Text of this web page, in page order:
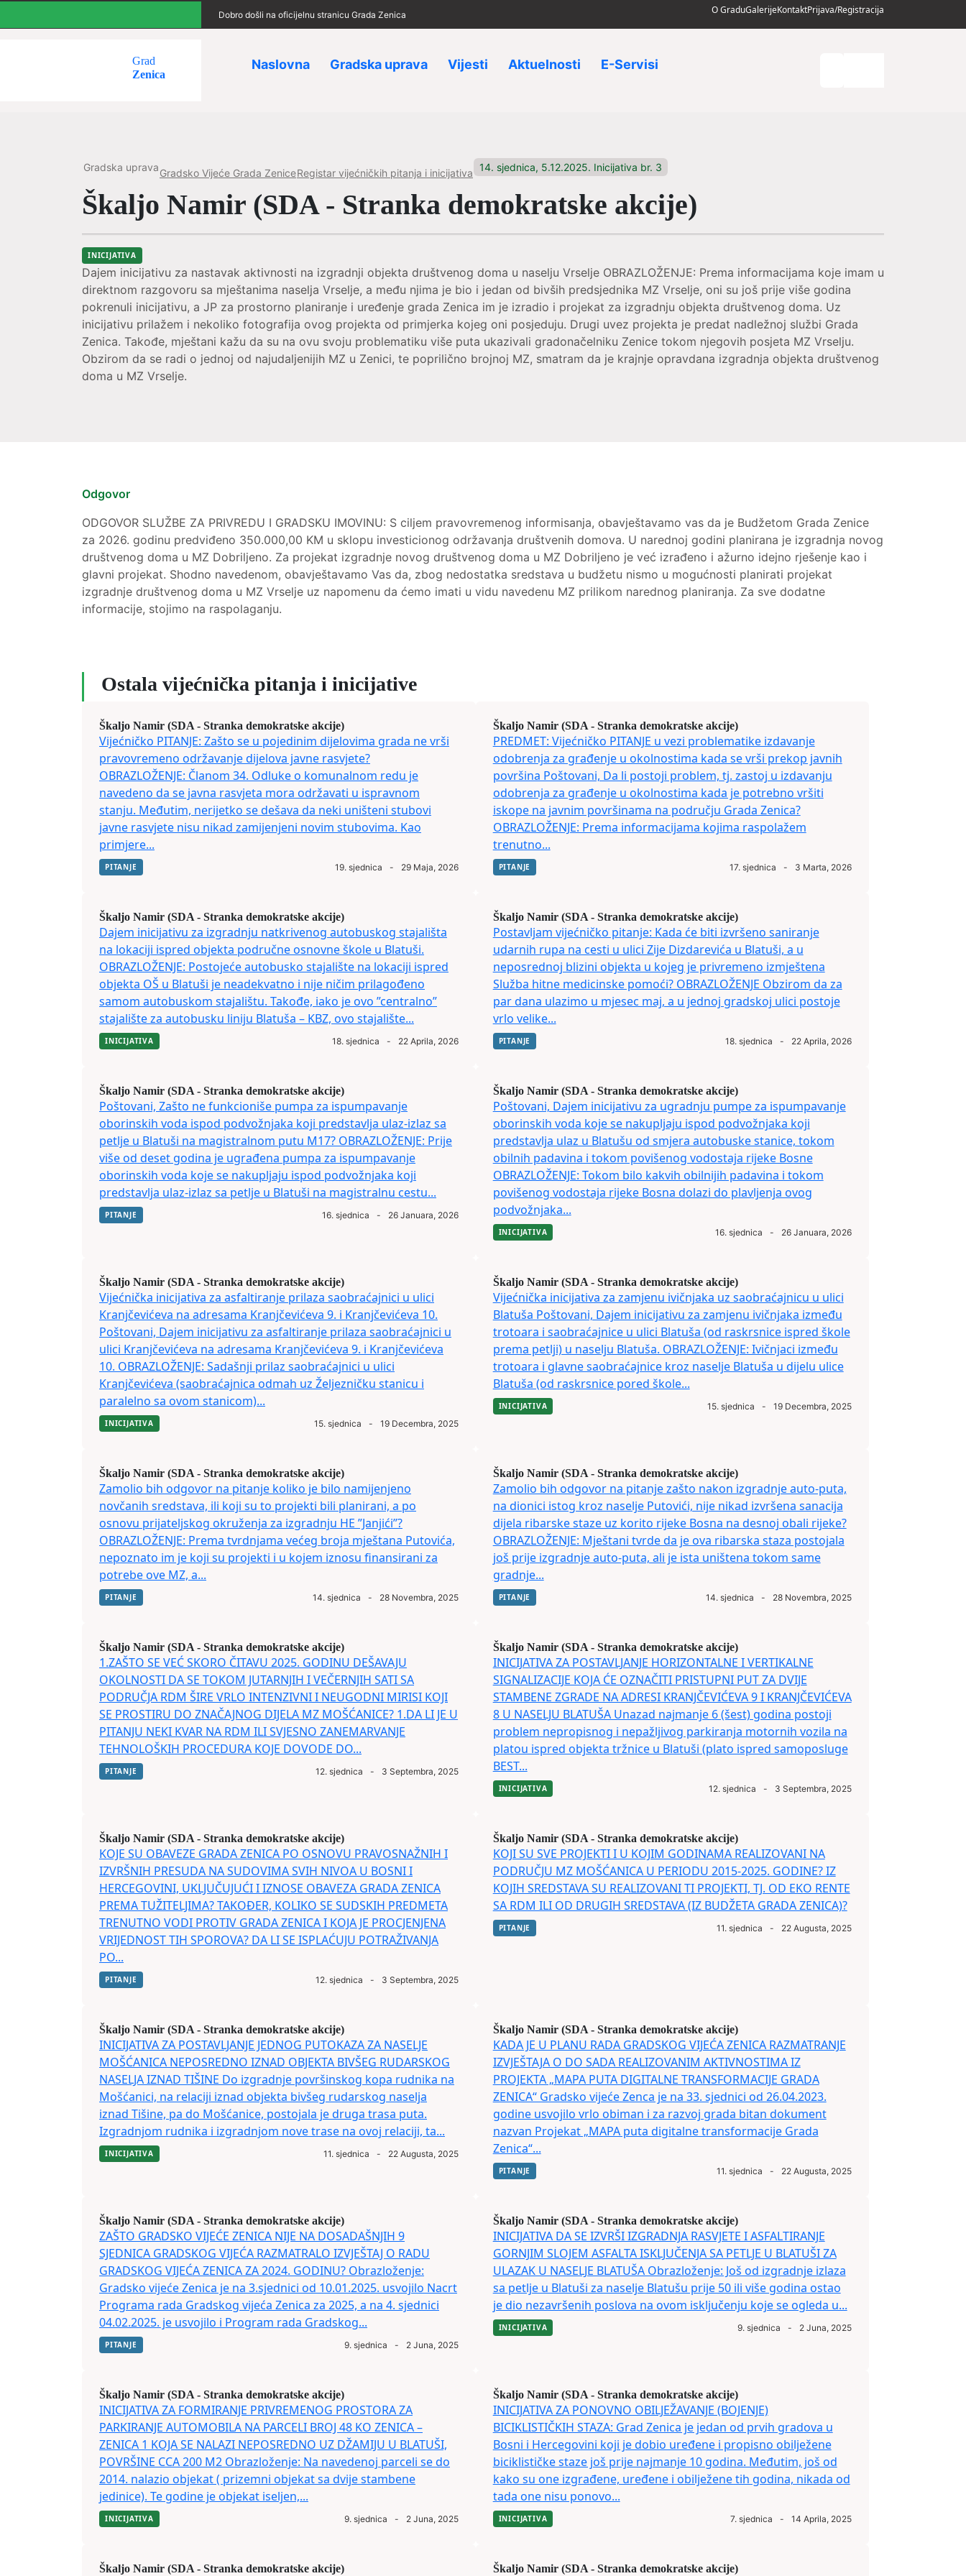
Dobro došli na oficijelnu stranicu Grada Zenica O GraduGalerijeKontaktPrijava/Registracija
Grad
Zenica
Naslovna Gradska uprava Vijesti Aktuelnosti E-Servisi
Gradska upravaGradsko Vijeće Grada ZeniceRegistar vijećničkih pitanja i inicijativa 14. sjednica, 5.12.2025. Inicijativa br. 3
Škaljo Namir (SDA - Stranka demokratske akcije)
INICIJATIVA
Dajem inicijativu za nastavak aktivnosti na izgradnji objekta društvenog doma u naselju Vrselje OBRAZLOŽENJE: Prema informacijama koje imam u
direktnom razgovoru sa mještanima naselja Vrselje, a među njima je bio i jedan od bivših predsjednika MZ Vrselje, oni su još prije više godina
pokrenuli inicijativu, a JP za prostorno planiranje i uređenje grada Zenica im je izradio i projekat za izgradnju objekta društvenog doma. Uz
inicijativu prilažem i nekoliko fotografija ovog projekta od primjerka kojeg oni posjeduju. Drugi uvez projekta je predat nadležnoj službi Grada
Zenica. Takođe, mještani kažu da su na ovu svoju problematiku više puta ukazivali gradonačelniku Zenice tokom njegovih posjeta MZ Vrselju.
Obzirom da se radi o jednoj od najudaljenijih MZ u Zenici, te poprilično brojnoj MZ, smatram da je krajnje opravdana izgradnja objekta društvenog
doma u MZ Vrselje.
Odgovor
ODGOVOR SLUŽBE ZA PRIVREDU I GRADSKU IMOVINU: S ciljem pravovremenog informisanja, obavještavamo vas da je Budžetom Grada Zenice
za 2026. godinu predviđeno 350.000,00 KM u sklopu investicionog održavanja društvenih domova. U narednoj godini planirana je izgradnja novog
društvenog doma u MZ Dobriljeno. Za projekat izgradnje novog društvenog doma u MZ Dobriljeno je već izrađeno i ažurno idejno rješenje kao i
glavni projekat. Shodno navedenom, obavještavamo Vas da, zbog nedostatka sredstava u budžetu nismo u mogućnosti planirati projekat
izgradnje društvenog doma u MZ Vrselje uz napomenu da ćemo imati u vidu navedenu MZ prilikom narednog planiranja. Za sve dodatne
informacije, stojimo na raspolaganju.
Ostala vijećnička pitanja i inicijative
Škaljo Namir (SDA - Stranka demokratske akcije)
Vijećničko PITANJE: Zašto se u pojedinim dijelovima grada ne vrši
pravovremeno održavanje dijelova javne rasvjete?
OBRAZLOŽENJE: Članom 34. Odluke o komunalnom redu je
navedeno da se javna rasvjeta mora održavati u ispravnom
stanju. Međutim, nerijetko se dešava da neki uništeni stubovi
javne rasvjete nisu nikad zamijenjeni novim stubovima. Kao
primjere...
PITANJE 19. sjednica - 29 Maja, 2026
Škaljo Namir (SDA - Stranka demokratske akcije)
PREDMET: Vijećničko PITANJE u vezi problematike izdavanje
odobrenja za građenje u okolnostima kada se vrši prekop javnih
površina Poštovani, Da li postoji problem, tj. zastoj u izdavanju
odobrenja za građenje u okolnostima kada je potrebno vršiti
iskope na javnim površinama na području Grada Zenica?
OBRAZLOŽENJE: Prema informacijama kojima raspolažem
trenutno...
PITANJE 17. sjednica - 3 Marta, 2026
Škaljo Namir (SDA - Stranka demokratske akcije)
Dajem inicijativu za izgradnju natkrivenog autobuskog stajališta
na lokaciji ispred objekta područne osnovne škole u Blatuši.
OBRAZLOŽENJE: Postojeće autobusko stajalište na lokaciji ispred
objekta OŠ u Blatuši je neadekvatno i nije ničim prilagođeno
samom autobuskom stajalištu. Takođe, iako je ovo ”centralno”
stajalište za autobusku liniju Blatuša – KBZ, ovo stajalište...
INICIJATIVA 18. sjednica - 22 Aprila, 2026
Škaljo Namir (SDA - Stranka demokratske akcije)
Postavljam vijećničko pitanje: Kada će biti izvršeno saniranje
udarnih rupa na cesti u ulici Zije Dizdarevića u Blatuši, a u
neposrednoj blizini objekta u kojeg je privremeno izmještena
Služba hitne medicinske pomoći? OBRAZLOŽENJE Obzirom da za
par dana ulazimo u mjesec maj, a u jednoj gradskoj ulici postoje
vrlo velike...
PITANJE 18. sjednica - 22 Aprila, 2026
Škaljo Namir (SDA - Stranka demokratske akcije)
Poštovani, Zašto ne funkcioniše pumpa za ispumpavanje
oborinskih voda ispod podvožnjaka koji predstavlja ulaz-izlaz sa
petlje u Blatuši na magistralnom putu M17? OBRAZLOŽENJE: Prije
više od deset godina je ugrađena pumpa za ispumpavanje
oborinskih voda koje se nakupljaju ispod podvožnjaka koji
predstavlja ulaz-izlaz sa petlje u Blatuši na magistralnu cestu...
PITANJE 16. sjednica - 26 Januara, 2026
Škaljo Namir (SDA - Stranka demokratske akcije)
Poštovani, Dajem inicijativu za ugradnju pumpe za ispumpavanje
oborinskih voda koje se nakupljaju ispod podvožnjaka koji
predstavlja ulaz u Blatušu od smjera autobuske stanice, tokom
obilnih padavina i tokom povišenog vodostaja rijeke Bosne
OBRAZLOŽENJE: Tokom bilo kakvih obilnijih padavina i tokom
povišenog vodostaja rijeke Bosna dolazi do plavljenja ovog
podvožnjaka...
INICIJATIVA 16. sjednica - 26 Januara, 2026
Škaljo Namir (SDA - Stranka demokratske akcije)
Vijećnička inicijativa za asfaltiranje prilaza saobraćajnici u ulici
Kranjčevićeva na adresama Kranjčevićeva 9. i Kranjčevićeva 10.
Poštovani, Dajem inicijativu za asfaltiranje prilaza saobraćajnici u
ulici Kranjčevićeva na adresama Kranjčevićeva 9. i Kranjčevićeva
10. OBRAZLOŽENJE: Sadašnji prilaz saobraćajnici u ulici
Kranjčevićeva (saobraćajnica odmah uz Željezničku stanicu i
paralelno sa ovom stanicom)...
INICIJATIVA 15. sjednica - 19 Decembra, 2025
Škaljo Namir (SDA - Stranka demokratske akcije)
Vijećnička inicijativa za zamjenu ivičnjaka uz saobraćajnicu u ulici
Blatuša Poštovani, Dajem inicijativu za zamjenu ivičnjaka između
trotoara i saobraćajnice u ulici Blatuša (od raskrsnice ispred škole
prema petlji) u naselju Blatuša. OBRAZLOŽENJE: Ivičnjaci između
trotoara i glavne saobraćajnice kroz naselje Blatuša u dijelu ulice
Blatuša (od raskrsnice pored škole...
INICIJATIVA 15. sjednica - 19 Decembra, 2025
Škaljo Namir (SDA - Stranka demokratske akcije)
Zamolio bih odgovor na pitanje koliko je bilo namijenjeno
novčanih sredstava, ili koji su to projekti bili planirani, a po
osnovu prijateljskog okruženja za izgradnju HE ”Janjići”?
OBRAZLOŽENJE: Prema tvrdnjama većeg broja mještana Putovića,
nepoznato im je koji su projekti i u kojem iznosu finansirani za
potrebe ove MZ, a...
PITANJE 14. sjednica - 28 Novembra, 2025
Škaljo Namir (SDA - Stranka demokratske akcije)
Zamolio bih odgovor na pitanje zašto nakon izgradnje auto-puta,
na dionici istog kroz naselje Putovići, nije nikad izvršena sanacija
dijela ribarske staze uz korito rijeke Bosna na desnoj obali rijeke?
OBRAZLOŽENJE: Mještani tvrde da je ova ribarska staza postojala
još prije izgradnje auto-puta, ali je ista uništena tokom same
gradnje...
PITANJE 14. sjednica - 28 Novembra, 2025
Škaljo Namir (SDA - Stranka demokratske akcije)
1.ZAŠTO SE VEĆ SKORO ČITAVU 2025. GODINU DEŠAVAJU
OKOLNOSTI DA SE TOKOM JUTARNJIH I VEČERNJIH SATI SA
PODRUČJA RDM ŠIRE VRLO INTENZIVNI I NEUGODNI MIRISI KOJI
SE PROSTIRU DO ZNAČAJNOG DIJELA MZ MOŠĆANICE? 1.DA LI JE U
PITANJU NEKI KVAR NA RDM ILI SVJESNO ZANEMARVANJE
TEHNOLOŠKIH PROCEDURA KOJE DOVODE DO...
PITANJE 12. sjednica - 3 Septembra, 2025
Škaljo Namir (SDA - Stranka demokratske akcije)
INICIJATIVA ZA POSTAVLJANJE HORIZONTALNE I VERTIKALNE
SIGNALIZACIJE KOJA ĆE OZNAČITI PRISTUPNI PUT ZA DVIJE
STAMBENE ZGRADE NA ADRESI KRANJČEVIĆEVA 9 I KRANJČEVIĆEVA
8 U NASELJU BLATUŠA Unazad najmanje 6 (šest) godina postoji
problem nepropisnog i nepažljivog parkiranja motornih vozila na
platou ispred objekta tržnice u Blatuši (plato ispred samoposluge
BEST...
INICIJATIVA 12. sjednica - 3 Septembra, 2025
Škaljo Namir (SDA - Stranka demokratske akcije)
KOJE SU OBAVEZE GRADA ZENICA PO OSNOVU PRAVOSNAŽNIH I
IZVRŠNIH PRESUDA NA SUDOVIMA SVIH NIVOA U BOSNI I
HERCEGOVINI, UKLJUČUJUĆI I IZNOSE OBAVEZA GRADA ZENICA
PREMA TUŽITELJIMA? TAKOĐER, KOLIKO SE SUDSKIH PREDMETA
TRENUTNO VODI PROTIV GRADA ZENICA I KOJA JE PROCJENJENA
VRIJEDNOST TIH SPOROVA? DA LI SE ISPLAĆUJU POTRAŽIVANJA
PO...
PITANJE 12. sjednica - 3 Septembra, 2025
Škaljo Namir (SDA - Stranka demokratske akcije)
KOJI SU SVE PROJEKTI I U KOJIM GODINAMA REALIZOVANI NA
PODRUČJU MZ MOŠĆANICA U PERIODU 2015-2025. GODINE? IZ
KOJIH SREDSTAVA SU REALIZOVANI TI PROJEKTI, TJ. OD EKO RENTE
SA RDM ILI OD DRUGIH SREDSTAVA (IZ BUDŽETA GRADA ZENICA)?
PITANJE 11. sjednica - 22 Augusta, 2025
Škaljo Namir (SDA - Stranka demokratske akcije)
INICIJATIVA ZA POSTAVLJANJE JEDNOG PUTOKAZA ZA NASELJE
MOŠĆANICA NEPOSREDNO IZNAD OBJEKTA BIVŠEG RUDARSKOG
NASELJA IZNAD TIŠINE Do izgradnje površinskog kopa rudnika na
Mošćanici, na relaciji iznad objekta bivšeg rudarskog naselja
iznad Tišine, pa do Mošćanice, postojala je druga trasa puta.
Izgradnjom rudnika i izgradnjom nove trase na ovoj relaciji, ta...
INICIJATIVA 11. sjednica - 22 Augusta, 2025
Škaljo Namir (SDA - Stranka demokratske akcije)
KADA JE U PLANU RADA GRADSKOG VIJEĆA ZENICA RAZMATRANJE
IZVJEŠTAJA O DO SADA REALIZOVANIM AKTIVNOSTIMA IZ
PROJEKTA „MAPA PUTA DIGITALNE TRANSFORMACIJE GRADA
ZENICA“ Gradsko vijeće Zenca je na 33. sjednici od 26.04.2023.
godine usvojilo vrlo obiman i za razvoj grada bitan dokument
nazvan Projekat „MAPA puta digitalne transformacije Grada
Zenica“...
PITANJE 11. sjednica - 22 Augusta, 2025
Škaljo Namir (SDA - Stranka demokratske akcije)
ZAŠTO GRADSKO VIJEĆE ZENICA NIJE NA DOSADAŠNJIH 9
SJEDNICA GRADSKOG VIJEĆA RAZMATRALO IZVJEŠTAJ O RADU
GRADSKOG VIJEĆA ZENICA ZA 2024. GODINU? Obrazloženje:
Gradsko vijeće Zenica je na 3.sjednici od 10.01.2025. usvojilo Nacrt
Programa rada Gradskog vijeća Zenica za 2025, a na 4. sjednici
04.02.2025. je usvojilo i Program rada Gradskog...
PITANJE 9. sjednica - 2 Juna, 2025
Škaljo Namir (SDA - Stranka demokratske akcije)
INICIJATIVA DA SE IZVRŠI IZGRADNJA RASVJETE I ASFALTIRANJE
GORNJIM SLOJEM ASFALTA ISKLJUČENJA SA PETLJE U BLATUŠI ZA
ULAZAK U NASELJE BLATUŠA Obrazloženje: Još od izgradnje izlaza
sa petlje u Blatuši za naselje Blatušu prije 50 ili više godina ostao
je dio nezavršenih poslova na ovom isključenju koje se ogleda u...
INICIJATIVA 9. sjednica - 2 Juna, 2025
Škaljo Namir (SDA - Stranka demokratske akcije)
INICIJATIVA ZA FORMIRANJE PRIVREMENOG PROSTORA ZA
PARKIRANJE AUTOMOBILA NA PARCELI BROJ 48 KO ZENICA –
ZENICA 1 KOJA SE NALAZI NEPOSREDNO UZ DŽAMIJU U BLATUŠI,
POVRŠINE CCA 200 M2 Obrazloženje: Na navedenoj parceli se do
2014. nalazio objekat ( prizemni objekat sa dvije stambene
jedinice). Te godine je objekat iseljen,...
INICIJATIVA 9. sjednica - 2 Juna, 2025
Škaljo Namir (SDA - Stranka demokratske akcije)
INICIJATIVA ZA PONOVNO OBILJEŽAVANJE (BOJENJE)
BICIKLISTIČKIH STAZA: Grad Zenica je jedan od prvih gradova u
Bosni i Hercegovini koji je dobio uređene i propisno obilježene
biciklističke staze još prije najmanje 10 godina. Međutim, još od
kako su one izgrađene, uređene i obilježene tih godina, nikada od
tada one nisu ponovo...
INICIJATIVA 7. sjednica - 14 Aprila, 2025
Škaljo Namir (SDA - Stranka demokratske akcije) Škaljo Namir (SDA - Stranka demokratske akcije)